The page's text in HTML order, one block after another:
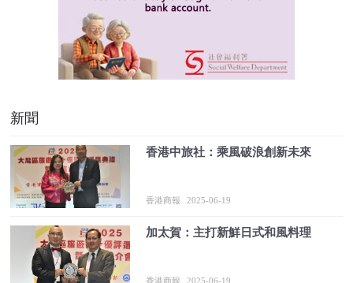
新聞
香港中旅社：乘風破浪創新未來
香港商報 2025-06-19
加太賀：主打新鮮日式和風料理
香港商報 2025-06-19